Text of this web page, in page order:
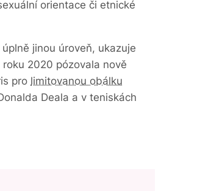
orientace či etnické
jinou úroveň, ukazuje
2020 pózovala nově
pro limitovanou obálku
Deala a v teniskách